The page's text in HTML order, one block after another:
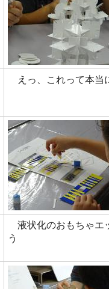
えっ、これって本当
液状化のおもちゃエ
う